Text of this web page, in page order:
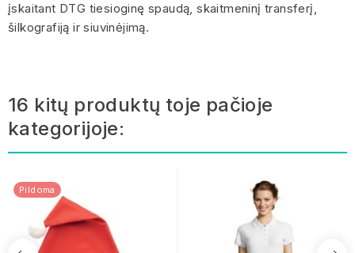
įskaitant DTG tiesioginę spaudą, skaitmeninį transferį,
šilkografiją ir siuvinėjimą.
16 kitų produktų toje pačioje
kategorijoje:
Pildoma